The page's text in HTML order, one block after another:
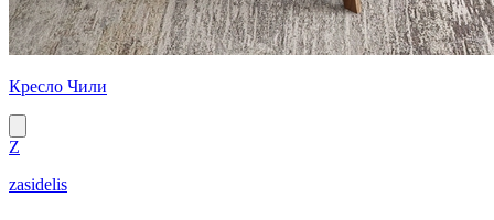
Кресло Чили
Z
zasidelis